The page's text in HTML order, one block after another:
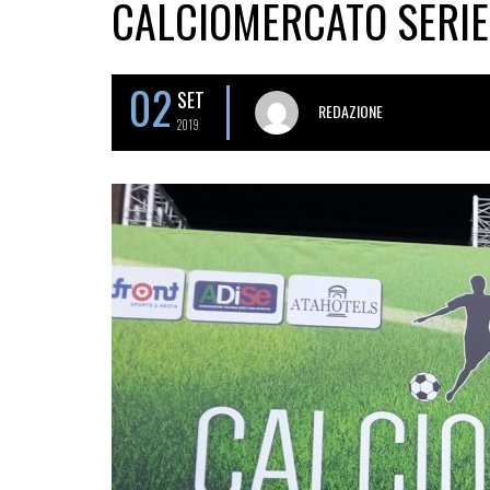
CALCIOMERCATO
02 SET
2019
REDAZIONE